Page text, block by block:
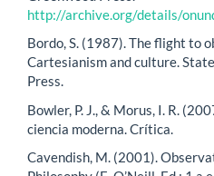
http://archive.org/details/
Bordo, S. (1987). The flight to
Cartesianism and culture.
Press.
Bowler, P. J., & Morus, I. R.
ciencia moderna. Crítica.
Cavendish, M. (2001).